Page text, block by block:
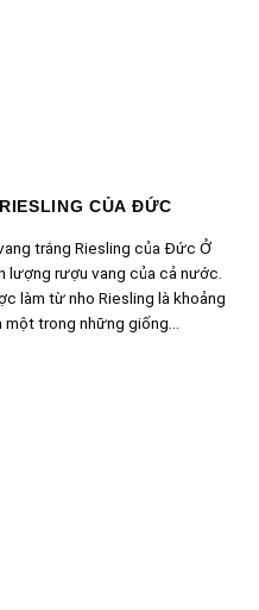
CỦA ĐỨC
trắng Riesling của Đức Ở
rượu vang của cả nước.
làm từ nho Riesling là khoảng
trong những giống...